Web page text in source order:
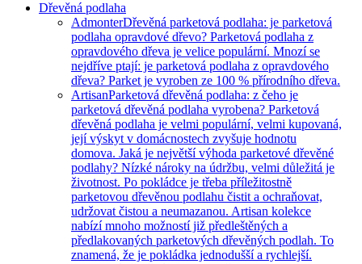
Dřevěná podlaha
AdmonterDřevěná parketová podlaha: je parketová
podlaha opravdové dřevo? Parketová podlaha z
opravdového dřeva je velice populární. Mnozí se
nejdříve ptají: je parketová podlaha z opravdového
dřeva? Parket je vyroben ze 100 % přírodního dřeva.
ArtisanParketová dřevěná podlaha: z čeho je
parketová dřevěná podlaha vyrobena? Parketová
dřevěná podlaha je velmi populární, velmi kupovaná,
její výskyt v domácnostech zvyšuje hodnotu
domova. Jaká je největší výhoda parketové dřevěné
podlahy? Nízké nároky na údržbu, velmi důležitá je
životnost. Po pokládce je třeba příležitostně
parketovou dřevěnou podlahu čistit a ochraňovat,
udržovat čistou a neumazanou. Artisan kolekce
nabízí mnoho možností již předleštěných a
předlakovaných parketových dřevěných podlah. To
znamená, že je pokládka jednodušší a rychlejší.